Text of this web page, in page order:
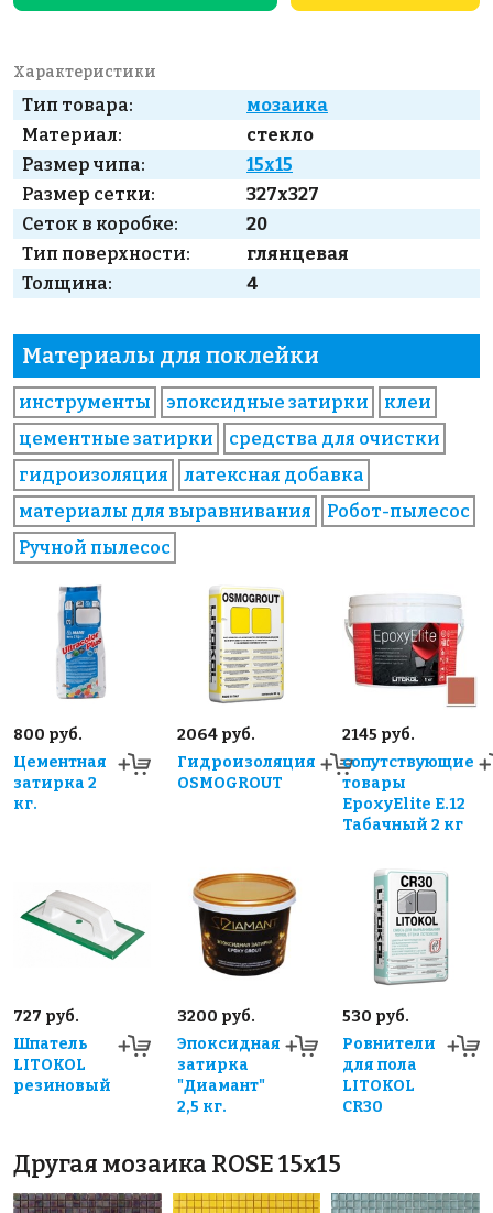
Характеристики
Тип товара:
мозаика
Материал:
стекло
Размер чипа:
15x15
Размер сетки:
327x327
Сеток в коробке:
20
Тип поверхности:
глянцевая
Толщина:
4
Материалы для поклейки
инструменты эпоксидные затирки
клеи
цементные затирки
средства для очистки
гидроизоляция
латексная добавка
материалы для выравнивания
Робот-пылесос
Ручной пылесос
800 руб.
Цементная
затирка 2
кг.
2064 руб.
Гидроизоляция
OSMOGROUT
2145 руб.
сопутствующие
товары
EpoxyElite E.12
Табачный 2 кг
727 руб.
Шпатель
LITOKOL
резиновый
3200 руб.
Эпоксидная
затирка
"Диамант"
2,5 кг.
530 руб.
Ровнители
для пола
LITOKOL
CR30
Другая мозаика ROSE 15x15